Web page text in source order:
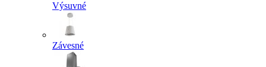
Výsuvné
Závesné